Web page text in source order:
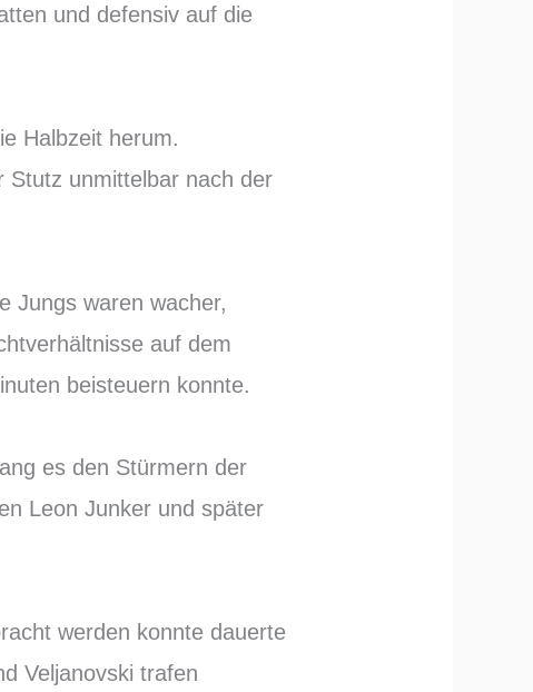
und defensiv auf die
Halbzeit herum.
Stutz unmittelbar nach der
Jungs waren wacher,
auf dem
beisteuern konnte.
es den Stürmern der
Leon Junker und später
werden konnte dauerte
Veljanovski trafen